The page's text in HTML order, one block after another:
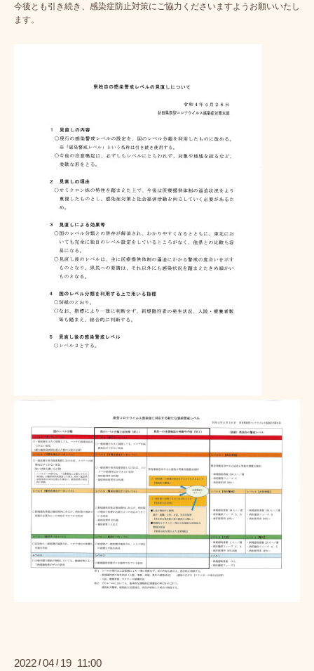
今後とも引き続き、感染症防止対策にご協力くださいますようお願いいたし
ます。
2022 / 04 / 19 11:00